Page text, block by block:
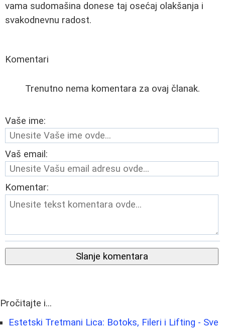
vama sudomašina donese taj osećaj olakšanja i
svakodnevnu radost.
Komentari
Trenutno nema komentara za ovaj članak.
Vaše ime:
Vaš email:
Komentar:
Slanje komentara
Pročitajte i...
Estetski Tretmani Lica: Botoks, Fileri i Lifting - Sve